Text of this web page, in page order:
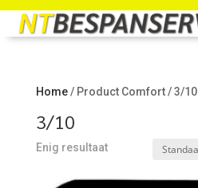
Home/ Product Comfort / 3/10
3/10
Enig resultaat